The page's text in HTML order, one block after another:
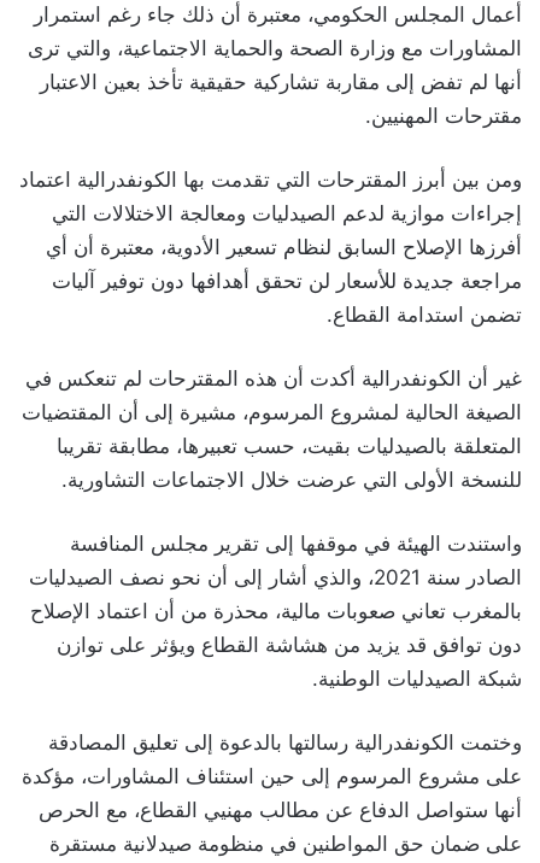
أعمال المجلس الحكومي، معتبرة أن ذلك جاء رغم استمرار
المشاورات مع وزارة الصحة والحماية الاجتماعية، والتي ترى
أنها لم تفض إلى مقاربة تشاركية حقيقية تأخذ بعين الاعتبار
مقترحات المهنيين.
ومن بين أبرز المقترحات التي تقدمت بها الكونفدرالية اعتماد
إجراءات موازية لدعم الصيدليات ومعالجة الاختلالات التي
أفرزها الإصلاح السابق لنظام تسعير الأدوية، معتبرة أن أي
مراجعة جديدة للأسعار لن تحقق أهدافها دون توفير آليات
تضمن استدامة القطاع.
غير أن الكونفدرالية أكدت أن هذه المقترحات لم تنعكس في
الصيغة الحالية لمشروع المرسوم، مشيرة إلى أن المقتضيات
المتعلقة بالصيدليات بقيت، حسب تعبيرها، مطابقة تقريبا
للنسخة الأولى التي عرضت خلال الاجتماعات التشاورية.
واستندت الهيئة في موقفها إلى تقرير مجلس المنافسة
الصادر سنة 2021، والذي أشار إلى أن نحو نصف الصيدليات
بالمغرب تعاني صعوبات مالية، محذرة من أن اعتماد الإصلاح
دون توافق قد يزيد من هشاشة القطاع ويؤثر على توازن
شبكة الصيدليات الوطنية.
وختمت الكونفدرالية رسالتها بالدعوة إلى تعليق المصادقة
على مشروع المرسوم إلى حين استئناف المشاورات، مؤكدة
أنها ستواصل الدفاع عن مطالب مهنيي القطاع، مع الحرص
على ضمان حق المواطنين في منظومة صيدلانية مستقرة